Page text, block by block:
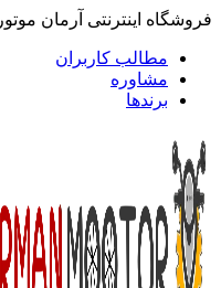
فروشگاه اینترنتی آرمان موتور
مطالب کاربران
مشاوره
برندها